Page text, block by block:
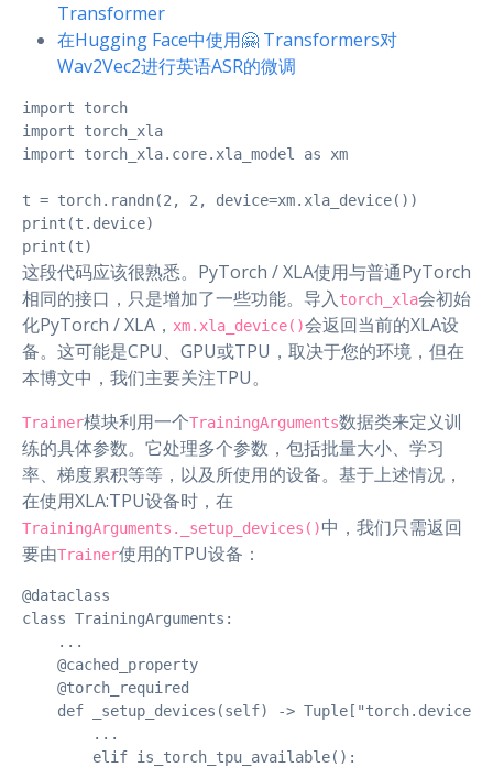
Transformer
在Hugging Face中使用🤗 Transformers对
Wav2Vec2进行英语ASR的微调
import torch
import torch_xla
import torch_xla.core.xla_model as xm
t = torch.randn(2, 2, device=xm.xla_device())
print(t.device)
print(t)
这段代码应该很熟悉。PyTorch / XLA使用与普通PyTorch
相同的接口，只是增加了一些功能。导入torch_xla会初始
化PyTorch / XLA， xm.xla_device()会返回当前的XLA设
备。这可能是CPU、GPU或TPU，取决于您的环境，但在
本博文中，我们主要关注TPU。
Trainer模块利用一个TrainingArguments数据类来定义训
练的具体参数。它处理多个参数，包括批量大小、学习
率、梯度累积等等，以及所使用的设备。基于上述情况，
在使用XLA:TPU设备时，在
TrainingArguments._setup_devices()中，我们只需返回
要由Trainer使用的TPU设备：
@dataclass
class TrainingArguments:
    ...
    @cached_property
    @torch_required
def _setup_devices(self) -> Tuple["torch.device",
        ...
        elif is_torch_tpu_available():